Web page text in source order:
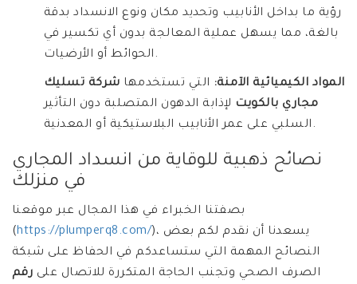
رؤية ما بداخل الأنابيب وتحديد مكان ونوع الانسداد بدقة
بالغة، مما يسهل عملية المعالجة بدون أي تكسير في
الحوائط أو الأرضيات.
المواد الكيميائية الآمنة: التي تستخدمها شركة تسليك
مجاري بالكويت لإذابة الدهون المتصلبة دون التأثير
السلبي على عمر الأنابيب البلاستيكية أو المعدنية.
نصائح ذهبية للوقاية من انسداد المجاري
في منزلك
بصفتنا الخبراء في هذا المجال عبر موقعنا
(https://plumperq8.com/)، يسعدنا أن نقدم لكم بعض
النصائح المهمة التي ستساعدكم في الحفاظ على شبكة
الصرف الصحي وتجنب الحاجة المتكررة للاتصال على رقم